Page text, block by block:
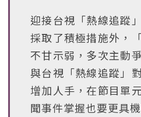
迎接台視「熱線追蹤
採取了積極措施外，
不甘示弱，多次主動
與台視「熱線追蹤」
增加人手，在節目單
聞事件掌握也要更具